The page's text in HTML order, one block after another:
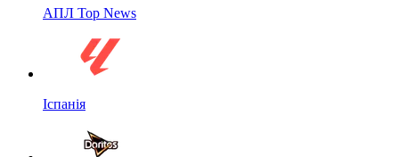
АПЛ Top News
Іспанія